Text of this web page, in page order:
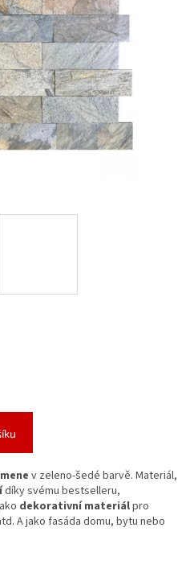
v zeleno-šedé barvě. Materiál,
díky svému bestselleru,
dekorativní materiálpro
A jako fasáda domu, bytu nebo